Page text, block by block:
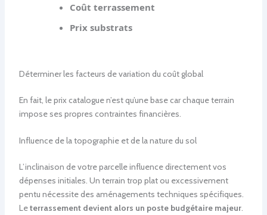
Coût terrassement
Prix substrats
Déterminer les facteurs de variation du coût global
En fait, le prix catalogue n’est qu’une base car chaque terrain
impose ses propres contraintes financières.
Influence de la topographie et de la nature du sol
L’inclinaison de votre parcelle influence directement vos
dépenses initiales. Un terrain trop plat ou excessivement
pentu nécessite des aménagements techniques spécifiques.
Leterrassement devient alors un poste budgétaire majeur.